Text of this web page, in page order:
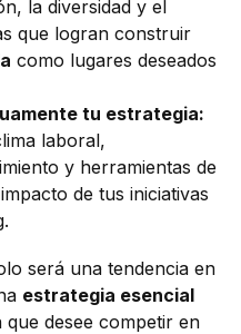
la diversidad y el
que logran construir
como lugares deseados
tu estrategia:
laboral,
y herramientas de
de tus iniciativas
será una tendencia en
estrategia esencial
desee competir en